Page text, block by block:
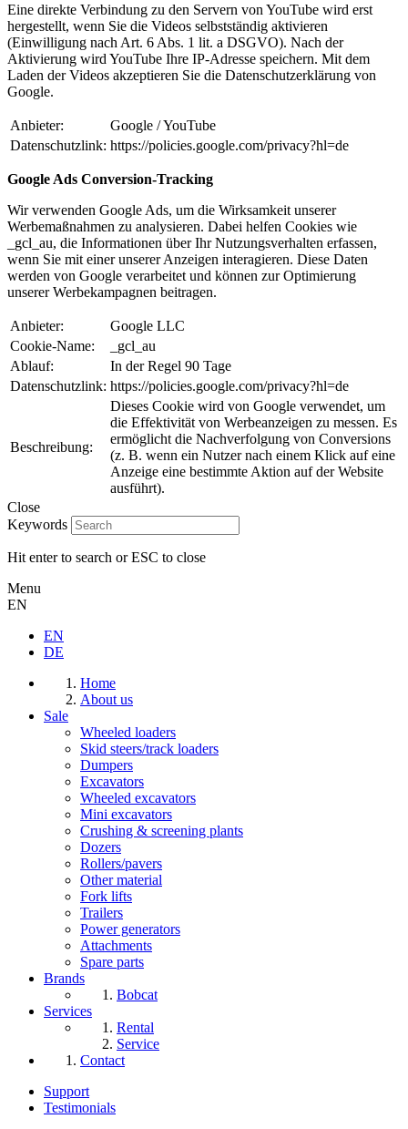
Eine direkte Verbindung zu den Servern von YouTube wird erst
hergestellt, wenn Sie die Videos selbstständig aktivieren
(Einwilligung nach Art. 6 Abs. 1 lit. a DSGVO). Nach der
Aktivierung wird YouTube Ihre IP-Adresse speichern. Mit dem
Laden der Videos akzeptieren Sie die Datenschutzerklärung von
Google.
Anbieter:
Google / YouTube
Datenschutzlink: https://policies.google.com/privacy?hl=de
Google Ads Conversion-Tracking
Wir verwenden Google Ads, um die Wirksamkeit unserer
Werbemaßnahmen zu analysieren. Dabei helfen Cookies wie
_gcl_au, die Informationen über Ihr Nutzungsverhalten erfassen,
wenn Sie mit einer unserer Anzeigen interagieren. Diese Daten
werden von Google verarbeitet und können zur Optimierung
unserer Werbekampagnen beitragen.
Anbieter:
Google LLC
Cookie-Name:
_gcl_au
Ablauf:
In der Regel 90 Tage
Datenschutzlink: https://policies.google.com/privacy?hl=de
Beschreibung:
Dieses Cookie wird von Google verwendet, um
die Effektivität von Werbeanzeigen zu messen. Es
ermöglicht die Nachverfolgung von Conversions
(z. B. wenn ein Nutzer nach einem Klick auf eine
Anzeige eine bestimmte Aktion auf der Website
ausführt).
Close
Keywords
Hit enter to search or ESC to close
Menu
EN
EN
DE
Home
About us
Sale
Wheeled loaders
Skid steers/track loaders
Dumpers
Excavators
Wheeled excavators
Mini excavators
Crushing & screening plants
Dozers
Rollers/pavers
Other material
Fork lifts
Trailers
Power generators
Attachments
Spare parts
Brands
Bobcat
Services
Rental
Service
Contact
Support
Testimonials